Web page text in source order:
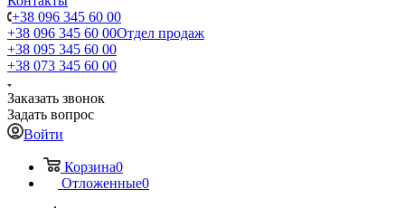
+38 096 345 60 00
+38 096 345 60 00Отдел продаж
+38 095 345 60 00
+38 073 345 60 00
Заказать звонок
Задать вопрос
Войти
Корзина0
Отложенные0